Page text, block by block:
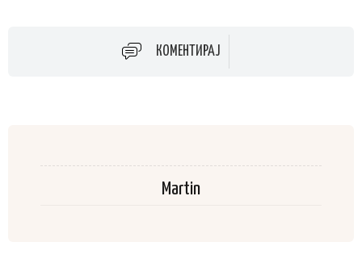
КОМЕНТИРАЈ
Martin